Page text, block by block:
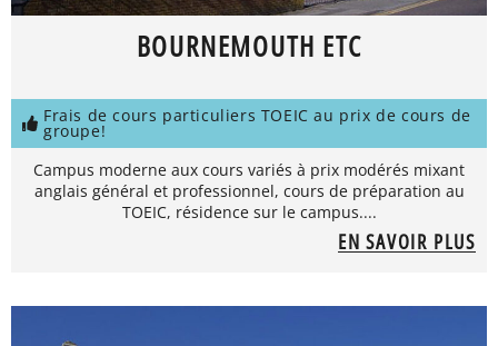
BOURNEMOUTH ETC
Frais de cours particuliers TOEIC au prix de cours de
groupe!
Campus moderne aux cours variés à prix modérés mixant
anglais général et professionnel, cours de préparation au
TOEIC, résidence sur le campus....
EN SAVOIR PLUS